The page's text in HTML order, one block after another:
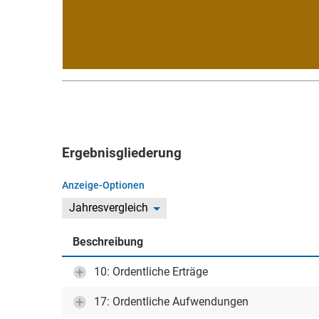
Ergebnisgliederung
Anzeige-Optionen
Jahresvergleich
Beschreibung
10: Ordentliche Erträge
17: Ordentliche Aufwendungen